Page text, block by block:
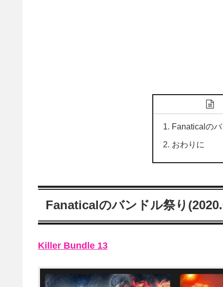
Fanaticalの
おわりに
Fanaticalのバンドル祭り
Killer Bundle 13